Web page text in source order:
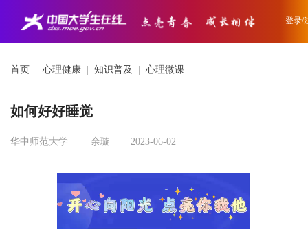
登录/
首页 心理健康 知识普及 心理微课
如何好好睡觉
华中师范大学 余璇 2023-06-02